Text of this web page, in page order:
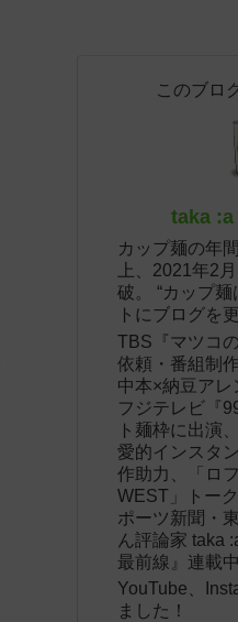
このブロ
taka :a
カップ麺の年
上、2021年2
破。 “カップ
トにブログを
TBS『マツコ
依頼・番組制
中本×納豆アレ
フジテレビ『
ト麺枠に出演
愛的インスタ
作助力、「ロ
WEST」トー
ポーツ新聞・
ん評論家 taka
最前線』連載中
YouTube、
ました！